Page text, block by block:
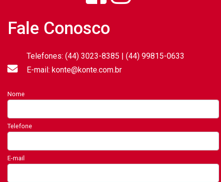
Fale Conosco
Telefones: (44) 3023-8385 | (44) 99815-0633
E-mail: konte@konte.com.br
Nome
Telefone
E-mail